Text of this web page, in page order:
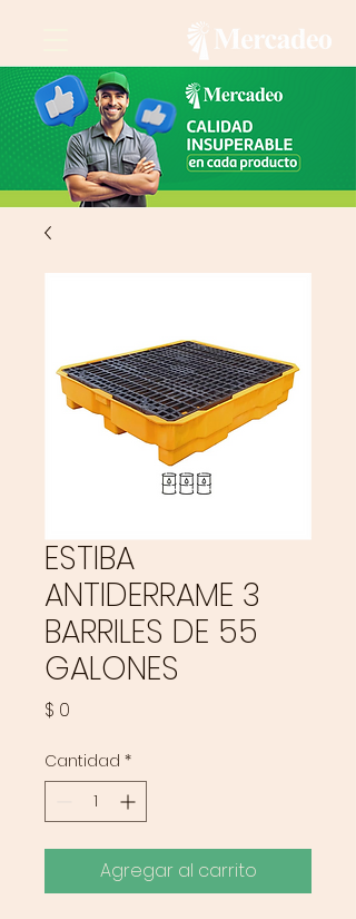
ESTIBA
ANTIDERRAME 3
BARRILES DE 55
GALONES
$ 0
Cantidad *
Agregar al carrito